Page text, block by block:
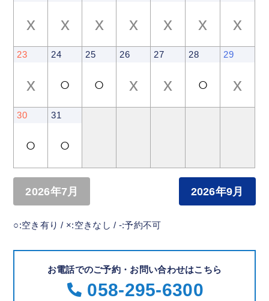
x x x x x x x
23
x
24
○
25
○
26
x
27
x
28
○
29
x
30
○
31
○
2026年7月 2026年9月
○:空き有り / ×:空きなし / -:予約不可
お電話でのご予約・お問い合わせはこちら
058-295-6300